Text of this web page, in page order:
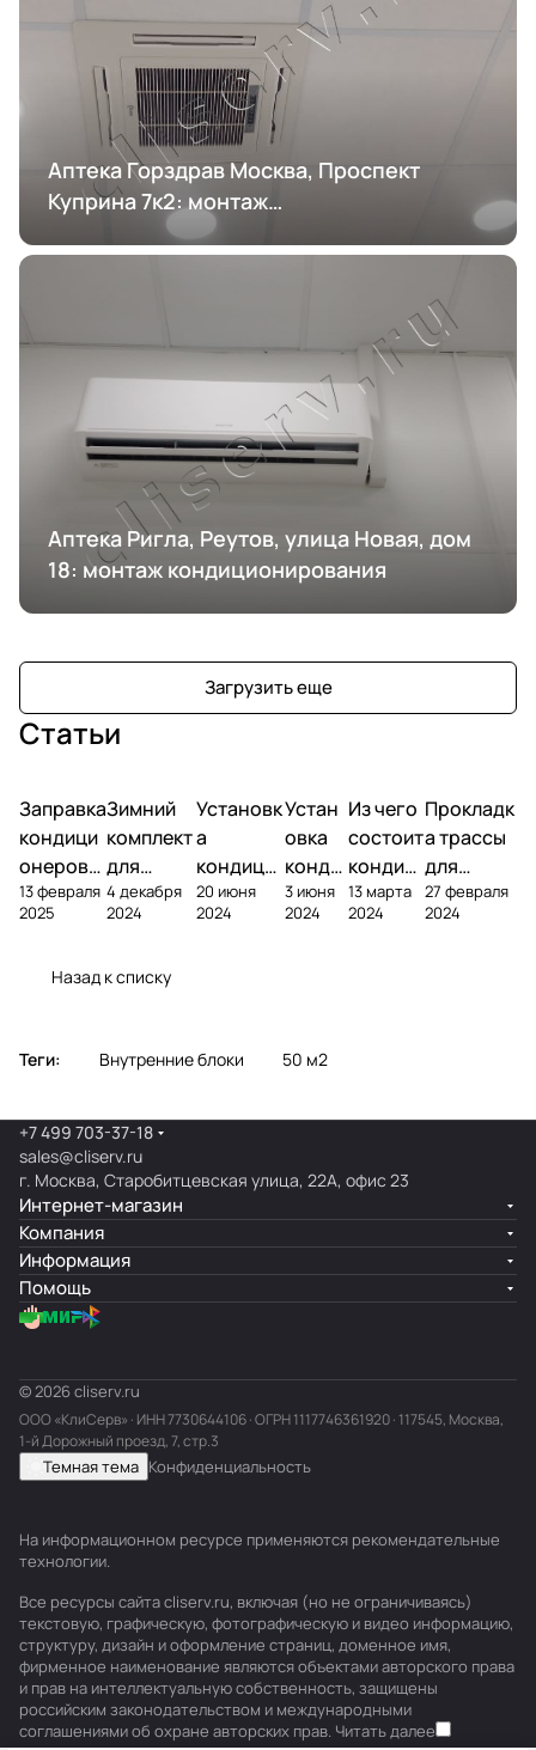
Аптека Горздрав Москва, Проспект
Куприна 7к2: монтаж
кондиционирования
Аптека Ригла, Реутов, улица Новая, дом
18: монтаж кондиционирования
Загрузить еще
Статьи
Заправка
кондици
онеров
фреоном
13 февраля
2025
Зимний
комплект
для
кондици
онера
4 декабря
2024
Установк
а
кондици
онера на
фасаде
20 июня
2024
Устан
овка
конди
ционе
ра
3 июня
2024
Из чего
состоит
кондиц
ионер?
13 марта
2024
Прокладк
а трассы
для
кондицио
нера
27 февраля
2024
Назад к списку
Теги: Внутренние блоки 50 м2
+7 499 703-37-18
sales@cliserv.ru
г. Москва, Старобитцевская улица, 22А, офис 23
Интернет-магазин
Компания
Информация
Помощь
© 2026 cliserv.ru
ООО «КлиСерв» · ИНН7730644106· ОГРН 1117746361920 · 117545, Москва,
1-й Дорожный проезд, 7, стр.3
Темная тема Конфиденциальность
На информационном ресурсе применяются рекомендательные
технологии.
Все ресурсы сайта cliserv.ru, включая (но не ограничиваясь)
текстовую, графическую, фотографическую и видео информацию,
структуру, дизайн и оформление страниц, доменное имя,
фирменное наименование являются объектами авторского права
и прав на интеллектуальную собственность, защищены
российским законодательством и международными
соглашениями об охране авторских прав. Читать далее